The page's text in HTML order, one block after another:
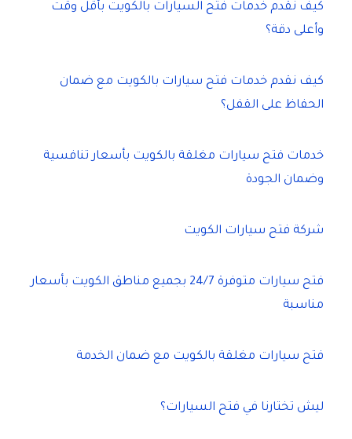
كيف نقدم خدمات فتح السيارات بالكويت بأقل وقت
وأعلى دقة؟
كيف نقدم خدمات فتح سيارات بالكويت مع ضمان
الحفاظ على القفل؟
خدمات فتح سيارات مغلقة بالكويت بأسعار تنافسية
وضمان الجودة
شركة فتح سيارات الكويت
فتح سيارات متوفرة 24/7 بجميع مناطق الكويت بأسعار
مناسبة
فتح سيارات مغلقة بالكويت مع ضمان الخدمة
ليش تختارنا في فتح السيارات؟